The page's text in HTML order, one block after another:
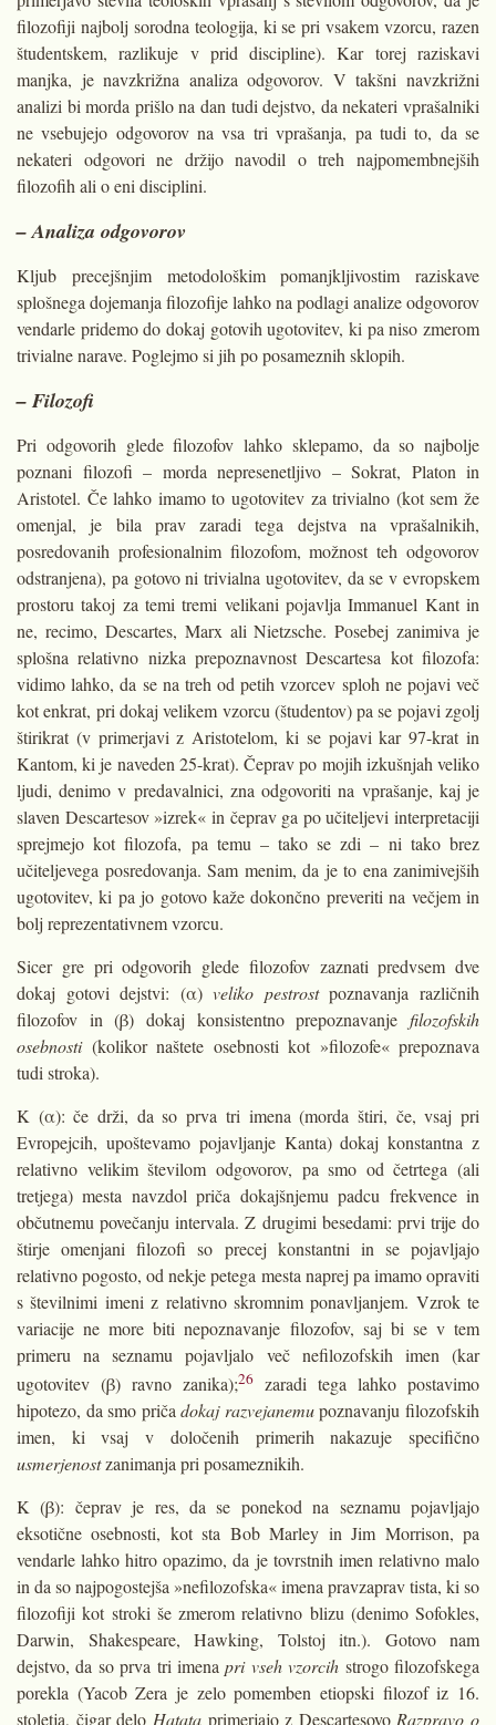
filozofiji najbolj sorodna teologija, ki se pri vsakem vzorcu, razen
študentskem, razlikuje v prid discipline). Kar torej raziskavi
manjka, je navzkrižna analiza odgovorov. V takšni navzkrižni
analizi bi morda prišlo na dan tudi dejstvo, da nekateri vprašalniki
ne vsebujejo odgovorov na vsa tri vprašanja, pa tudi to, da se
nekateri odgovori ne držijo navodil o treh najpomembnejših
filozofih ali o eni disciplini.
– Analiza odgovorov
Kljub precejšnjim metodološkim pomanjkljivostim raziskave
splošnega dojemanja filozofije lahko na podlagi analize odgovorov
vendarle pridemo do dokaj gotovih ugotovitev, ki pa niso zmerom
trivialne narave. Poglejmo si jih po posameznih sklopih.
– Filozofi
Pri odgovorih glede filozofov lahko sklepamo, da so najbolje
poznani filozofi – morda nepresenetljivo – Sokrat, Platon in
Aristotel. Če lahko imamo to ugotovitev za trivialno (kot sem že
omenjal, je bila prav zaradi tega dejstva na vprašalnikih,
posredovanih profesionalnim filozofom, možnost teh odgovorov
odstranjena), pa gotovo ni trivialna ugotovitev, da se v evropskem
prostoru takoj za temi tremi velikani pojavlja Immanuel Kant in
ne, recimo, Descartes, Marx ali Nietzsche. Posebej zanimiva je
splošna relativno nizka prepoznavnost Descartesa kot filozofa:
vidimo lahko, da se na treh od petih vzorcev sploh ne pojavi več
kot enkrat, pri dokaj velikem vzorcu (študentov) pa se pojavi zgolj
štirikrat (v primerjavi z Aristotelom, ki se pojavi kar 97-krat in
Kantom, ki je naveden 25-krat). Čeprav po mojih izkušnjah veliko
ljudi, denimo v predavalnici, zna odgovoriti na vprašanje, kaj je
slaven Descartesov »izrek« in čeprav ga po učiteljevi interpretaciji
sprejmejo kot filozofa, pa temu – tako se zdi – ni tako brez
učiteljevega posredovanja. Sam menim, da je to ena zanimivejših
ugotovitev, ki pa jo gotovo kaže dokončno preveriti na večjem in
bolj reprezentativnem vzorcu.
Sicer gre pri odgovorih glede filozofov zaznati predvsem dve
dokaj gotovi dejstvi: (α)veliko pestrostpoznavanja različnih
filozofov in (β) dokaj konsistentno prepoznavanje filozofskih
osebnosti(kolikor naštete osebnosti kot »filozofe« prepoznava
tudi stroka).
K (α): če drži, da so prva tri imena (morda štiri, če, vsaj pri
Evropejcih, upoštevamo pojavljanje Kanta) dokaj konstantna z
relativno velikim številom odgovorov, pa smo od četrtega (ali
tretjega) mesta navzdol priča dokajšnjemu padcu frekvence in
občutnemu povečanju intervala. Z drugimi besedami: prvi trije do
štirje omenjani filozofi so precej konstantni in se pojavljajo
relativno pogosto, od nekje petega mesta naprej pa imamo opraviti
s številnimi imeni z relativno skromnim ponavljanjem. Vzrok te
variacije ne more biti nepoznavanje filozofov, saj bi se v tem
primeru na seznamu pojavljalo več nefilozofskih imen (kar
ugotovitev (β) ravno zanika);26 zaradi tega lahko postavimo
hipotezo, da smo pričadokaj razvejanemupoznavanju filozofskih
imen, ki vsaj v določenih primerih nakazuje specifično
usmerjenostzanimanja pri posameznikih.
K (β): čeprav je res, da se ponekod na seznamu pojavljajo
eksotične osebnosti, kot sta Bob Marley in Jim Morrison, pa
vendarle lahko hitro opazimo, da je tovrstnih imen relativno malo
in da so najpogostejša »nefilozofska« imena pravzaprav tista, ki so
filozofiji kot stroki še zmerom relativno blizu (denimo Sofokles,
Darwin, Shakespeare, Hawking, Tolstoj itn.). Gotovo nam
dejstvo, da so prva tri imenapri vseh vzorcih strogo filozofskega
porekla (Yacob Zera je zelo pomemben etiopski filozof iz 16.
stoletja, čigar delo Hatata primerjajo z Descartesovo Razpravo o